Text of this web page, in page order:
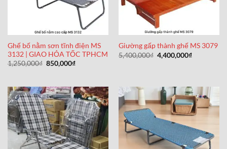
Ghế bố nằm sơn tĩnh điện MS
3132 | GIAO HỎA TỐC TPHCM
1,250,000₫ Giá
850,000₫Giá
850,000₫.
Giường gấp thành ghế MS 3079
5,400,000₫ Giá
gốc
4,400,000₫Giá